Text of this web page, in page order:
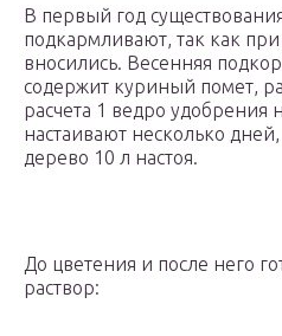
В первый год
подкармливают, так как
вносились. Весенняя
содержит куриный помет,
расчета 1 ведро удобрения
настаивают несколько
дерево 10 л настоя.
До цветения и после него
раствор: